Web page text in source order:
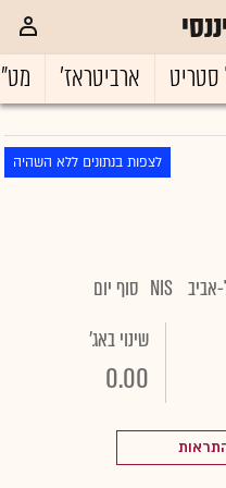
סטריט ארביטראז'
לצפות בנתונים ללא השהיה
אביב NIS סוף יום
שינוי באג'
0.00